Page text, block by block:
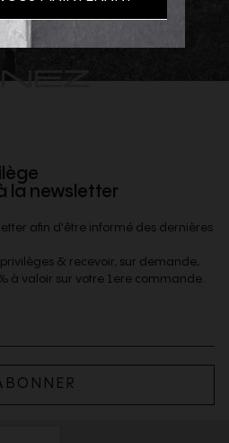
la newsletter
afin d'être informé des dernières
& recevoir, sur demande,
à valoir sur votre 1ere commande.